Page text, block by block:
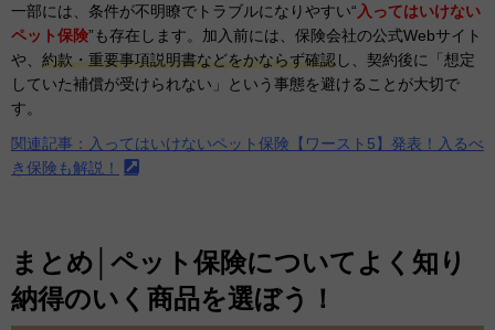
一部には、条件が不明瞭でトラブルになりやすい“ 入ってはいけない
ペット保険”も存在します。加入前には、保険会社の公式Webサイト
や、 約款・重要事項説明書などをかならず確認し、契約後に「想定
していた補償が受けられない」という事態を避けることが大切で
す。
関連記事：入ってはいけないペット保険【ワースト5】発表！入るべ
き保険も解説！
まとめ│ペット保険についてよく知り
納得のいく商品を選ぼう！